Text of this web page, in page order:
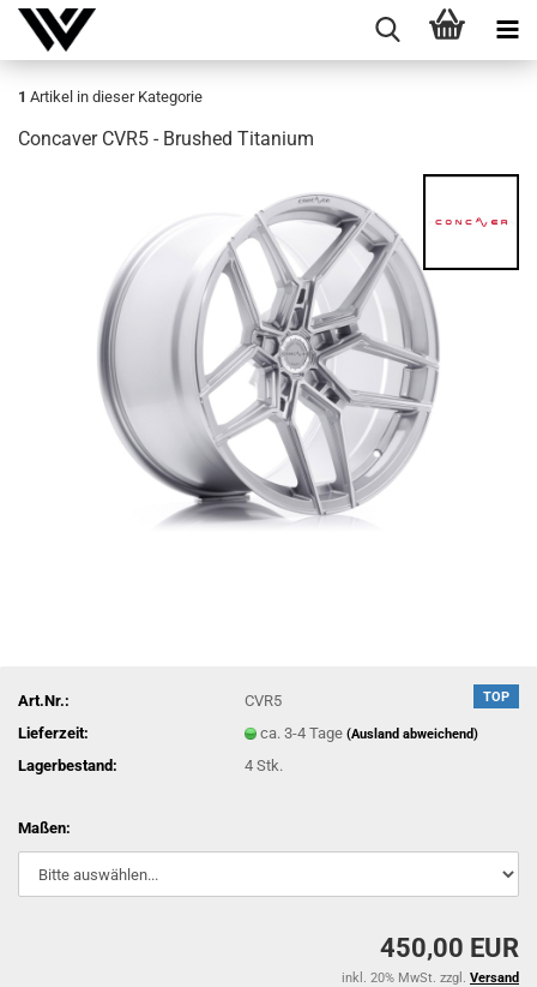
1 Artikel in dieser Kategorie
Con­ca­ver CVR5 - Brushed Ti­ta­ni­um
TOP
Art.Nr.:
CVR5
Lieferzeit:
ca. 3-4 Tage(Ausland abweichend)
Lagerbestand: 4Stk.
Maßen:
450,00 EUR
inkl. 20% MwSt. zzgl. Versand